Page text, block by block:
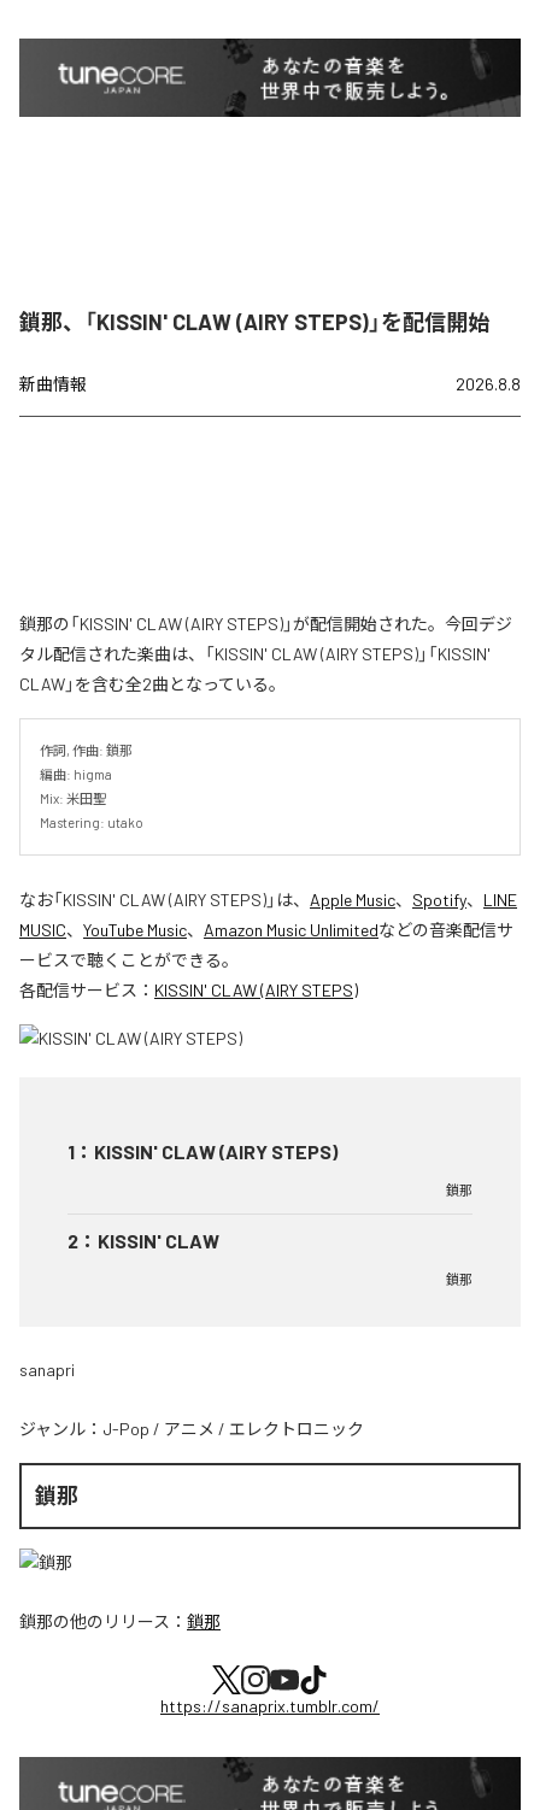
鎖那、「KISSIN' CLAW (AIRY STEPS)」を配信開始
新曲情報 2026.8.8
鎖那の「KISSIN' CLAW (AIRY STEPS)」が配信開始された。今回デジ
タル配信された楽曲は、「KISSIN' CLAW (AIRY STEPS)」「KISSIN'
CLAW」を含む全2曲となっている。
作詞, 作曲: 鎖那
編曲: higma
Mix: 米田聖
Mastering: utako
なお「KISSIN' CLAW (AIRY STEPS)」は、 Apple Music、 Spotify、 LINE
MUSIC、 YouTube Music、 Amazon Music Unlimitedなどの音楽配信サ
ービスで聴くことができる。
各配信サービス： KISSIN' CLAW (AIRY STEPS)
1 ： KISSIN' CLAW (AIRY STEPS)
鎖那
2 ： KISSIN' CLAW
鎖那
sanapri
ジャンル： J-Pop / アニメ / エレクトロニック
鎖那
鎖那の他のリリース： 鎖那
https://sanaprix.tumblr.com/